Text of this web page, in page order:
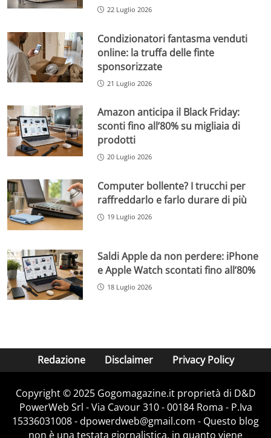
22 Luglio 2026
Condizionatori fantasma venduti
online: la truffa delle finte
sponsorizzate
21 Luglio 2026
Amazon anticipa il Black Friday:
sconti fino all’80% su migliaia di
prodotti
20 Luglio 2026
Computer bollente? I trucchi per
raffreddarlo e farlo durare di più
19 Luglio 2026
Saldi Apple da non perdere: iPhone
e Apple Watch scontati fino all’80%
18 Luglio 2026
Redazione Disclaimer Privacy Policy
Copyright © 2025 Gogomagazine.it proprietà di D&D
PowerWeb Srl - Via Cavour 310 - 00184 Roma - P.Iva
15336031008 - dpowerdweb@gmail.com - Questo blog
non è una testata giornalistica, in quanto viene